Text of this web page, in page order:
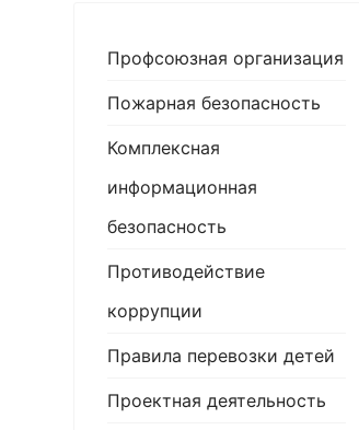
Профсоюзная организация
Пожарная безопасность
Комплексная
информационная
безопасность
Противодействие
коррупции
Правила перевозки детей
Проектная деятельность